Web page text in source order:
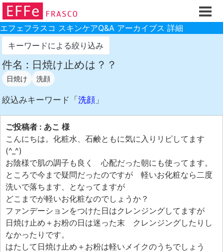
ホーム
ご注文フォーム
初回割引
製品のご案内
お買い物ガイド
スキンケアQ&Aアーカイブス
製品レビュー
スキンケア基礎講座
コスメ辞典 化粧品成分検索
ご購入履歴
ご登録情報
ご紹介(アフェリエイト)制度
エフェ研究所について
お問い合わせフォーム
エフェフラスコ スキンケアQ&A アーカイブス 詳細
キーワードによる絞り込み
件名 : 日焼け止めは？？
日焼け 洗顔
絞込みキーワード「 洗顔 」
ご投稿者 : あこ 様
こんにちは。化粧水、石鹸ともに気に入りリピしてます
(^_^)
お陰様で肌の調子も良く 心配だった朝にも使ってます。
ところで今まで疑問だったのですが 軽いお化粧なら二度
洗いで落ちます、となってますが
どこまでが軽いお化粧なのでしょうか？
ファンデーションをつけた日はクレンジングしてますが
日焼け止め＋お粉の日は迷った末 クレンジングしたりし
なかったりです。
はたして日焼け止め＋お粉は軽いメイクのうちでしょう